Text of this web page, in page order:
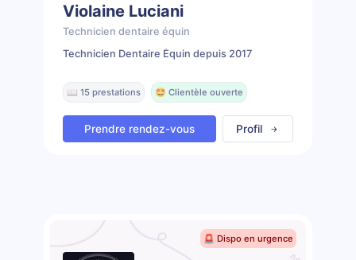
Violaine Luciani
Technicien dentaire équin
Technicien Dentaire Équin depuis 2017
📖 15 prestations 🤩 Clientèle ouverte
Prendre rendez-vous Profil
🚨 Dispo en urgence